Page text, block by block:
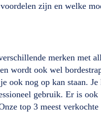
zijn en welke
merken met
wordt ook wel
ook nog op kan staan.
gebruik. Er is
top 3 meest